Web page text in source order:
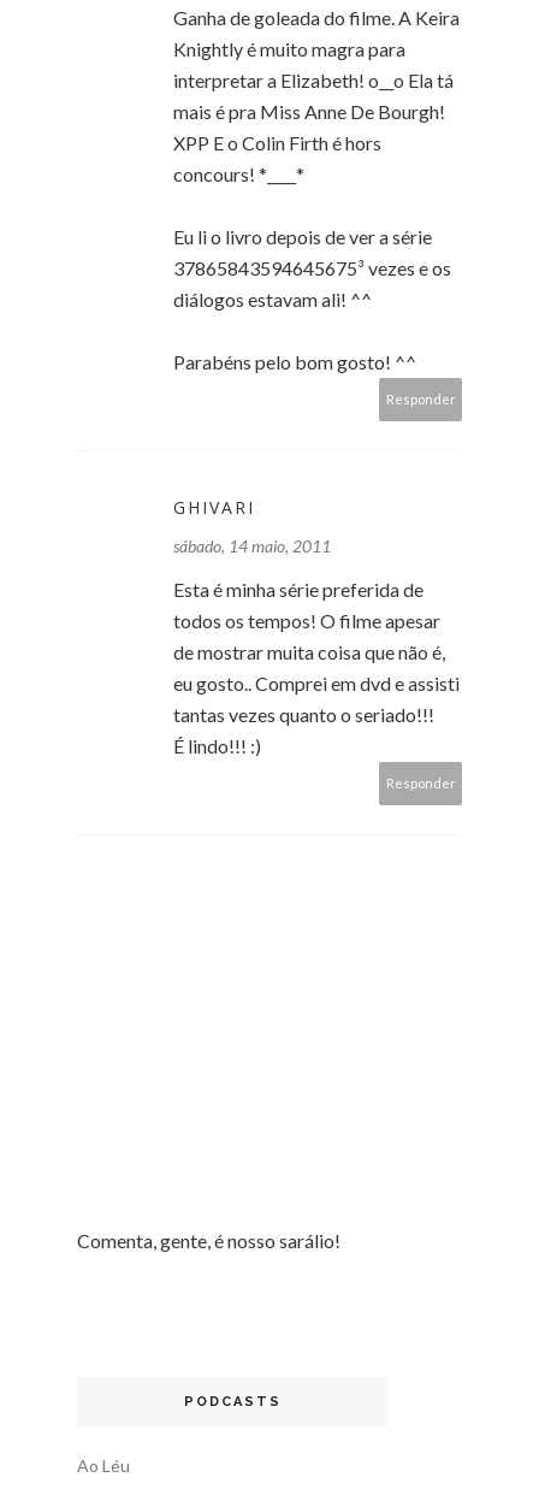
Ganha de goleada do filme. A Keira
Knightly é muito magra para
interpretar a Elizabeth! o__o Ela tá
mais é pra Miss Anne De Bourgh!
XPP E o Colin Firth é hors
concours! *____*
Eu li o livro depois de ver a série
37865843594645675³ vezes e os
diálogos estavam ali! ^^
Parabéns pelo bom gosto! ^^
Responder
GHIVARI
sábado, 14 maio, 2011
Esta é minha série preferida de
todos os tempos! O filme apesar
de mostrar muita coisa que não é,
eu gosto.. Comprei em dvd e assisti
tantas vezes quanto o seriado!!!
É lindo!!! :)
Responder
Comenta, gente, é nosso sarálio!
PODCASTS
Ao Léu